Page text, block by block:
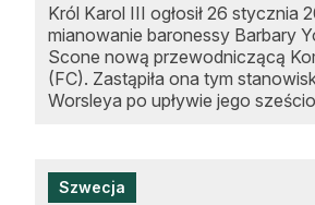
Król Karol III ogłosił 26 stycznia
mianowanie baronessy Barbary
Scone nową przewodniczącą
(FC). Zastąpiła ona tym
Worsleya po upływie jego
Szwecja